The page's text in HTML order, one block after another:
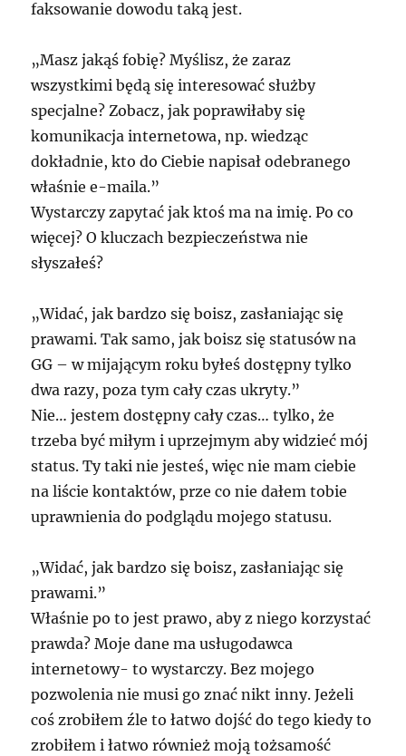
faksowanie dowodu taką jest.
„Masz jakąś fobię? Myślisz, że zaraz
wszystkimi będą się interesować służby
specjalne? Zobacz, jak poprawiłaby się
komunikacja internetowa, np. wiedząc
dokładnie, kto do Ciebie napisał odebranego
właśnie e-maila.”
Wystarczy zapytać jak ktoś ma na imię. Po co
więcej? O kluczach bezpieczeństwa nie
słyszałeś?
„Widać, jak bardzo się boisz, zasłaniając się
prawami. Tak samo, jak boisz się statusów na
GG – w mijającym roku byłeś dostępny tylko
dwa razy, poza tym cały czas ukryty.”
Nie… jestem dostępny cały czas… tylko, że
trzeba być miłym i uprzejmym aby widzieć mój
status. Ty taki nie jesteś, więc nie mam ciebie
na liście kontaktów, prze co nie dałem tobie
uprawnienia do podglądu mojego statusu.
„Widać, jak bardzo się boisz, zasłaniając się
prawami.”
Właśnie po to jest prawo, aby z niego korzystać
prawda? Moje dane ma usługodawca
internetowy- to wystarczy. Bez mojego
pozwolenia nie musi go znać nikt inny. Jeżeli
coś zrobiłem źle to łatwo dojść do tego kiedy to
zrobiłem i łatwo również moją tożsamość